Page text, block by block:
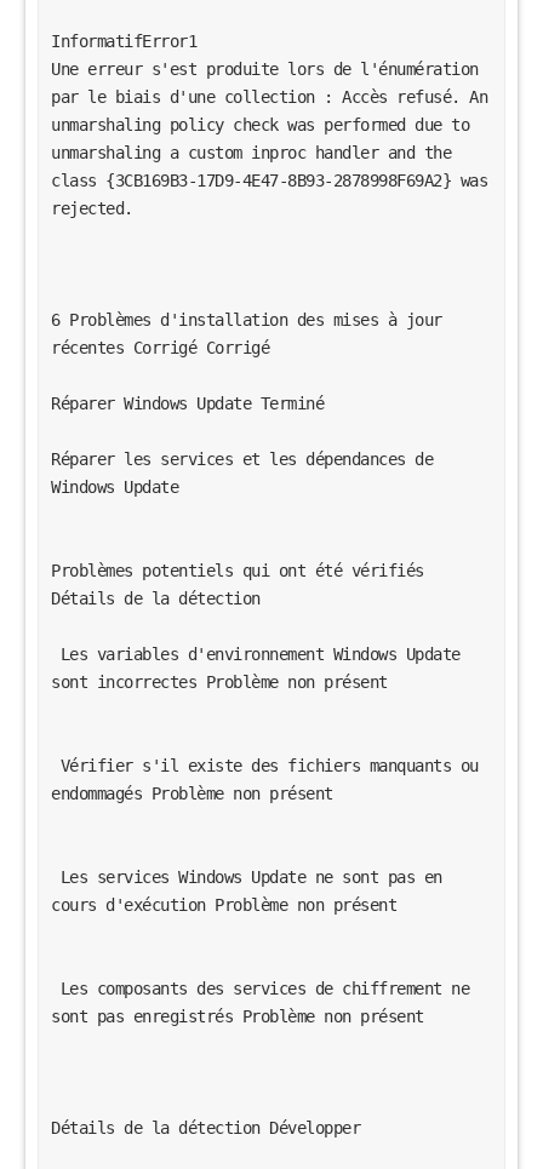
InformatifError1
Une erreur s'est produite lors de l'énumération
par le biais d'une collection : Accès refusé. An
unmarshaling policy check was performed due to
unmarshaling a custom inproc handler and the
class {3CB169B3-17D9-4E47-8B93-2878998F69A2} was
rejected.
6 Problèmes d'installation des mises à jour
récentes Corrigé Corrigé
Réparer Windows Update Terminé
Réparer les services et les dépendances de
Windows Update
Problèmes potentiels qui ont été vérifiés
Détails de la détection
sont incorrectes Problème non présent
endommagés Problème non présent
cours d'exécution Problème non présent
sont pas enregistrés Problème non présent
Détails de la détection Développer